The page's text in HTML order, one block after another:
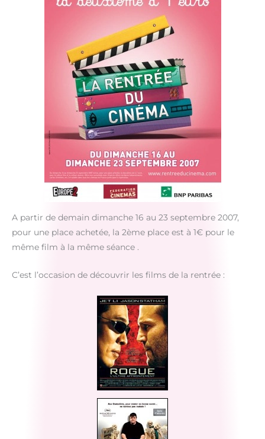
A partir de demain dimanche 16 au 23 septembre 2007,
pour une place achetée, la 2ème place est à 1€ pour le
même film à la même séance .
C’est l’occasion de découvrir les films de la rentrée :